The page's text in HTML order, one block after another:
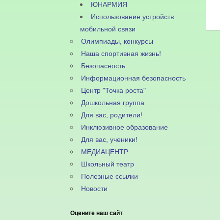
ЮНАРМИЯ
Использование устройств
мобильной связи
Олимпиады, конкурсы
Наша спортивная жизнь!
Безопасность
Информационная безопасность
Центр "Точка роста"
Дошкольная группа
Для вас, родители!
Инклюзивное образование
Для вас, ученики!
МЕДИАЦЕНТР
Школьный театр
Полезные ссылки
Новости
Оцените наш сайт